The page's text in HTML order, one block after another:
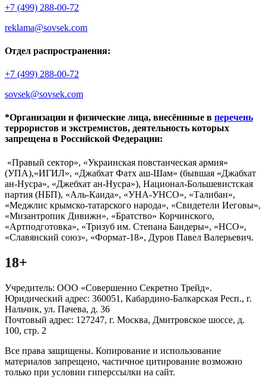
+7 (499) 288-00-72
reklama@sovsek.com
Отдел распространения:
+7 (499) 288-00-72
sovsek@sovsek.com
*Организации и физические лица, внесённные в перечень
террористов и экстремистов, деятельность которых
запрещена в Российской Федерации:
«Правый сектор», «Украинская повстанческая армия»
(УПА),«ИГИЛ», «Джабхат Фатх аш-Шам» (бывшая «Джабхат
ан-Нусра», «Джебхат ан-Нусра»), Национал-Большевистская
партия (НБП), «Аль-Каида», «УНА-УНСО», «Талибан»,
«Меджлис крымско-татарского народа», «Свидетели Иеговы»,
«Мизантропик Дивижн», «Братство» Корчинского,
«Артподготовка», «Тризуб им. Степана Бандеры», «НСО»,
«Славянский союз», «Формат-18», Дуров Павел Валерьевич.
18+
Учредитель: ООО «Совершенно Секретно Трейд».
Юридический адрес: 360051, Кабардино-Балкарская Респ., г.
Нальчик, ул. Пачева, д. 36
Почтовый адрес: 127247, г. Москва, Дмитровское шоссе, д.
100, стр. 2
Все права защищены. Копирование и использование
материалов запрещено, частичное цитирование возможно
только при условии гиперссылки на сайт.